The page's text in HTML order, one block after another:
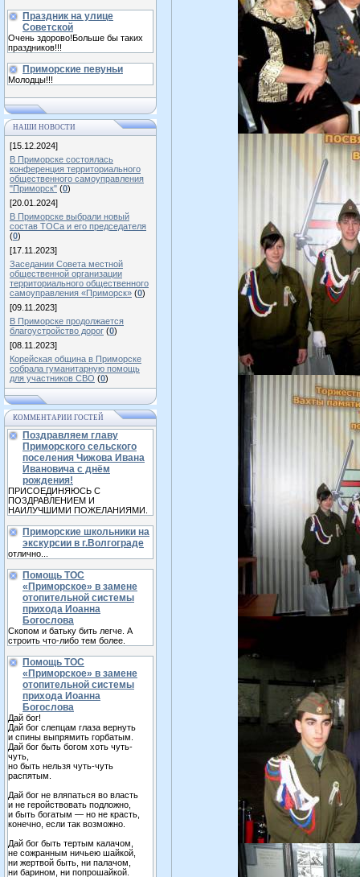
Праздник на улице
Советской
Очень здорово!Больше бы таких
праздников!!!
Приморские певуньи
Молодцы!!!
НАШИ НОВОСТИ
[15.12.2024]
В Приморске состоялась
конференция территориального
общественного самоуправления
"Приморск" (0)
[20.01.2024]
В Приморске выбрали новый
состав ТОСа и его председателя
(0)
[17.11.2023]
Заседании Совета местной
общественной организации
территориального общественного
самоуправления «Приморск» (0)
[09.11.2023]
В Приморске продолжается
благоустройство дорог (0)
[08.11.2023]
Корейская община в Приморске
собрала гуманитарную помощь
для участников СВО (0)
КОММЕНТАРИИ ГОСТЕЙ
Поздравляем главу
Приморского сельского
поселения Чижова Ивана
Ивановича с днём
рождения!
ПРИСОЕДИНЯЮСЬ С
ПОЗДРАВЛЕНИЕМ И
НАИЛУЧШИМИ ПОЖЕЛАНИЯМИ.
Приморские школьники на
экскурсии в г.Волгограде
отлично...
Помощь ТОС
«Приморское» в замене
отопительной системы
прихода Иоанна
Богослова
Скопом и батьку бить легче. А
строить что-либо тем более.
Помощь ТОС
«Приморское» в замене
отопительной системы
прихода Иоанна
Богослова
Дай бог!
Дай бог слепцам глаза вернуть
и спины выпрямить горбатым.
Дай бог быть богом хоть чуть-
чуть,
но быть нельзя чуть-чуть
распятым.
Дай бог не вляпаться во власть
и не геройствовать подложно,
и быть богатым — но не красть,
конечно, если так возможно.
Дай бог быть тертым калачом,
не сожранным ничьею шайкой,
ни жертвой быть, ни палачом,
ни барином, ни попрошайкой.